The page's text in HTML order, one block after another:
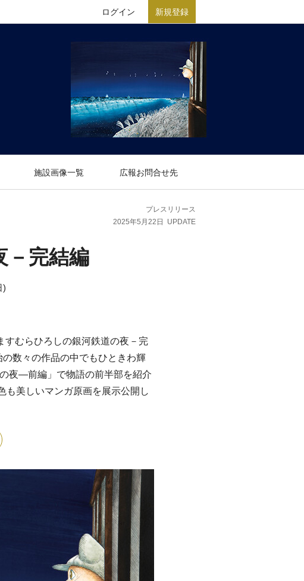
ログイン 新規登録
施設画像一覧 広報お問合せ先
プレスリリース
2025年5月22日
UPDATE
－完結編
)
すむらひろしの銀河鉄道の夜－完
数々の作品の中でもひときわ輝
夜―前編」で物語の前半部を紹介
も美しいマンガ原画を展示公開し